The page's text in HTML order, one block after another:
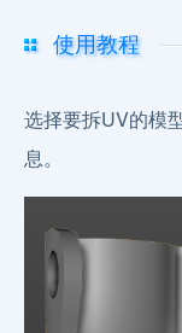
使用教程
选择要拆UV的模
息。